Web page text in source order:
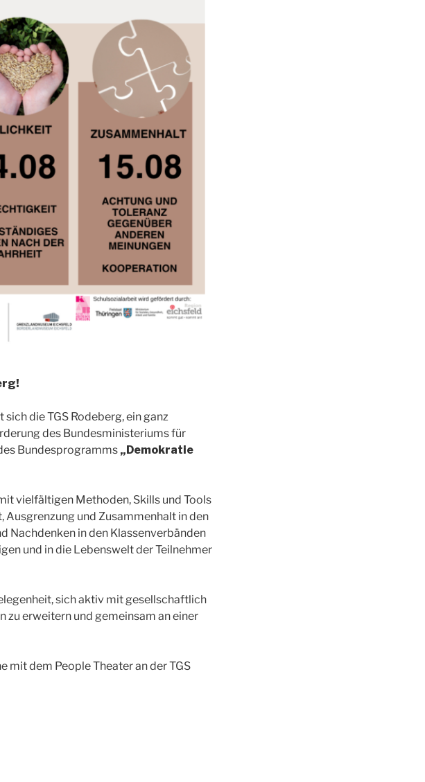
die TGS Rodeberg, ein ganz
des Bundesministeriums für
Bundesprogramms „Demokratie
vielfältigen Methoden, Skills und Tools
und Zusammenhalt in den
Nachdenken in den Klassenverbänden
und in die Lebenswelt der Teilnehmer
sich aktiv mit gesellschaftlich
zu erweitern und gemeinsam an einer
mit dem People Theater an der TGS